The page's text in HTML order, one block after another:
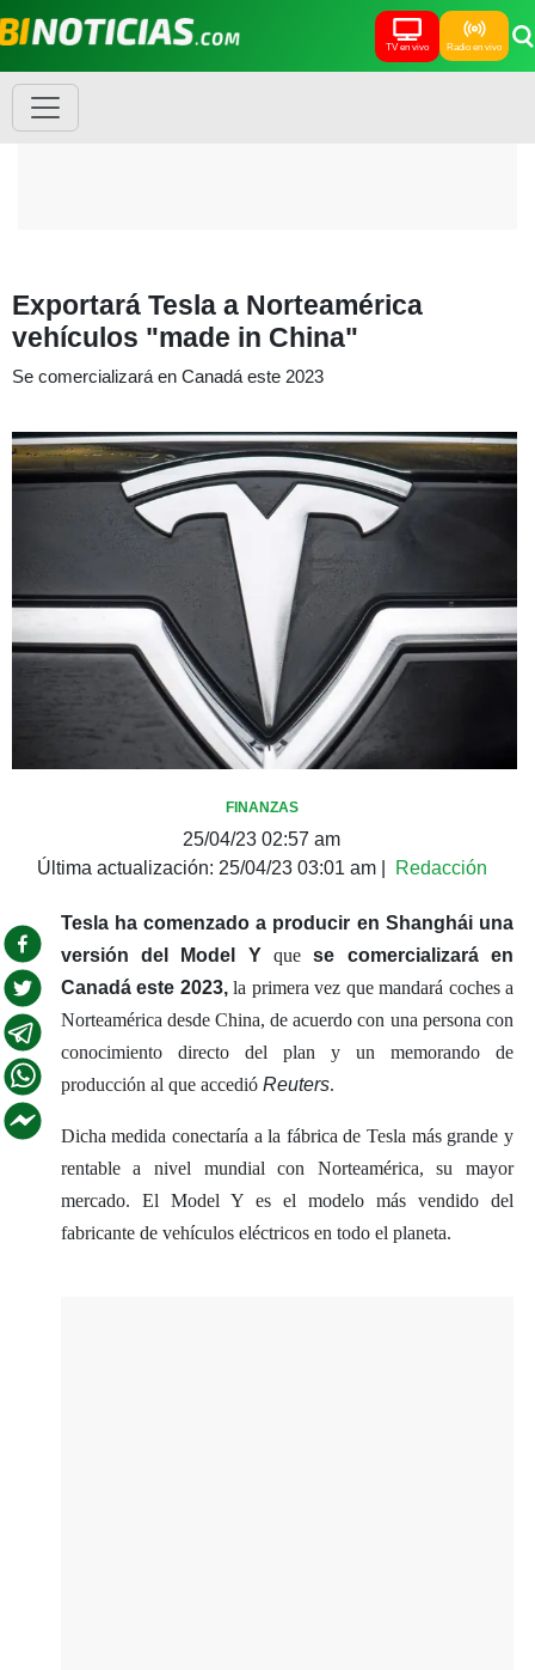
TV en vivo Radio en vivo
Exportará Tesla a Norteamérica
vehículos "made in China"
Se comercializará en Canadá este 2023
FINANZAS
25/04/23 02:57 am
Última actualización: 25/04/23 03:01 am| Redacción
Tesla ha comenzado a producir en Shanghái una
versión del Model Yquese comercializará en
Canadá este 2023,la primera vez que mandará coches a
Norteamérica desde China, de acuerdo con una persona con
conocimiento directo del plan y un memorando de
producción al que accedió Reuters.
Dicha medida conectaría a la fábrica de Tesla más grande y
rentable a nivel mundial con Norteamérica, su mayor
mercado. El Model Y es el modelo más vendido del
fabricante de vehículos eléctricos en todo el planeta.